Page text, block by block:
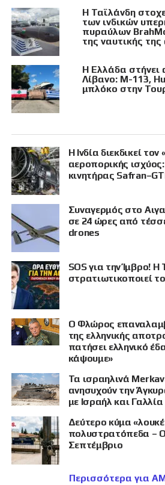
Η Ταϊλάνδη
των ινδικών
πυραύλων
της ναυτικής
Η Ελλάδα
Λίβανο: M-113,
μπλόκο στην
Η Ινδία διεκδικεί
αεροπορικής
κινητήρας
Συναγερμός στο
σε 24 ώρες από
drones
SOS για την Ίμβρο! Η
στρατιωτικοποιεί
Ο Φλώρος
της ελληνικής
πατήσει ελληνικό
κάψουμε»
Τα ισραηλινά
ανησυχούν την
με Ισραήλ και Γαλλία
Δεύτερο κύμα
πολυστρατόπεδα –
Σεπτέμβριο
Περισσότερα για